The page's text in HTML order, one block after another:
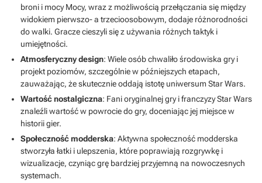
broni i mocy Mocy, wraz z możliwością przełączania się między
widokiem pierwszo- a trzecioosobowym, dodaje różnorodności
do walki. Gracze cieszyli się z używania różnych taktyk i
umiejętności.
Atmosferyczny design: Wiele osób chwaliło środowiska gry i
projekt poziomów, szczególnie w późniejszych etapach,
zauważając, że skutecznie oddają istotę uniwersum Star Wars.
Wartość nostalgiczna: Fani oryginalnej gry i franczyzy Star Wars
znaleźli wartość w powrocie do gry, doceniając jej miejsce w
historii gier.
Społeczność modderska: Aktywna społeczność modderska
stworzyła łatki i ulepszenia, które poprawiają rozgrywkę i
wizualizacje, czyniąc grę bardziej przyjemną na nowoczesnych
systemach.